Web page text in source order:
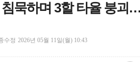
묵하며 3할 타율 붕괴
수정 2026년 05월 11일(월) 10:43